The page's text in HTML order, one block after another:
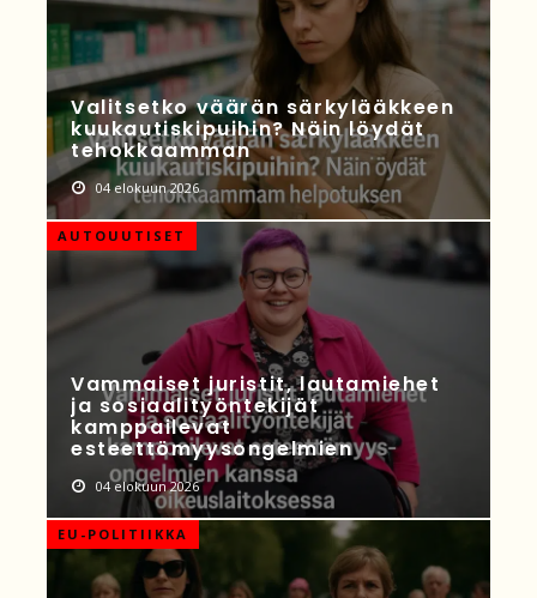
Valitsetko väärän särkylääkkeen
kuukautiskipuihin? Näin löydät
tehokkaamman
04 elokuun 2026
AUTOUUTISET
Vammaiset juristit, lautamiehet
ja sosiaalityöntekijät
kamppailevat
esteettömyysongelmien
04 elokuun 2026
EU-POLITIIKKA